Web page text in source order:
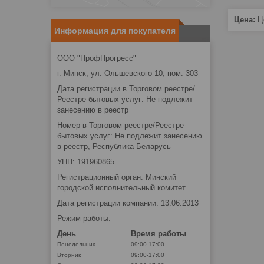
Цена:
Информация для покупателя
ООО "ПрофПрогресс"
г. Минск, ул. Ольшевского 10, пом. 303
Дата регистрации в Торговом реестре/
Реестре бытовых услуг: Не подлежит
занесению в реестр
Номер в Торговом реестре/Реестре
бытовых услуг: Не подлежит занесению
в реестр, Республика Беларусь
УНП: 191960865
Регистрационный орган: Минский
городской исполнительный комитет
Дата регистрации компании: 13.06.2013
Режим работы:
День
Время работы
Понедельник
09:00-17:00
Вторник
09:00-17:00